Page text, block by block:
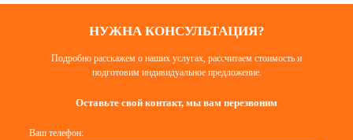
НУЖНА КОНСУЛЬТАЦИЯ?
Подробно расскажем о наших услугах, рассчитаем стоимость и
подготовим индивидуальное предложение.
Оставьте свой контакт, мы вам перезвоним
Ваш телефон: